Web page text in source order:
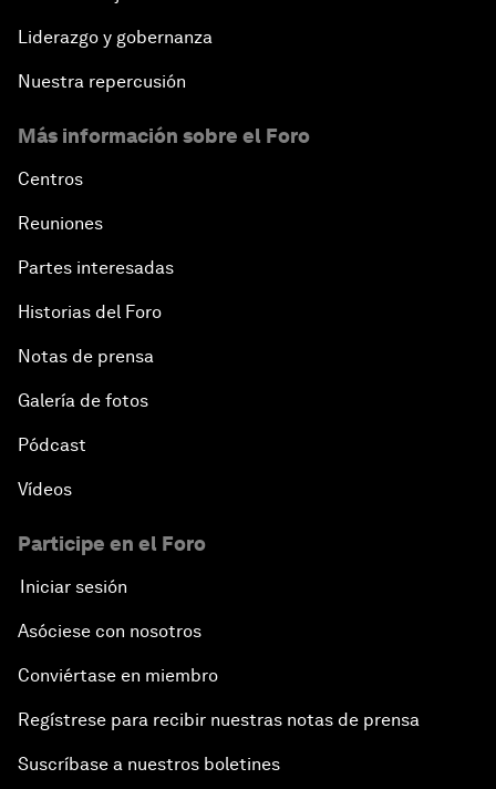
Liderazgo y gobernanza
Nuestra repercusión
Más información sobre el Foro
Centros
Reuniones
Partes interesadas
Historias del Foro
Notas de prensa
Galería de fotos
Pódcast
Vídeos
Participe en el Foro
Iniciar sesión
Asóciese con nosotros
Conviértase en miembro
Regístrese para recibir nuestras notas de prensa
Suscríbase a nuestros boletines